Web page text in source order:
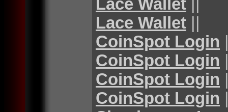
Lace Wallet ||
CoinSpot Login
CoinSpot Login
CoinSpot Login
CoinSpot Login